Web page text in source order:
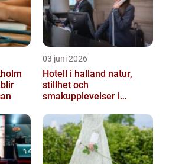
03 juni 2026
Hotell i halland natur,
stillhet och
smakupplevelser i